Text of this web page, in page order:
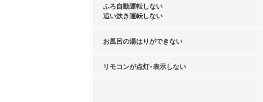
ふろ自動運転しない
追い炊き運転しない
お風呂の湯はりができない
リモコンが点灯・表示しない